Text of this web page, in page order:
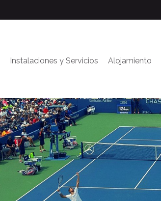
Instalaciones y Servicios Alojamiento